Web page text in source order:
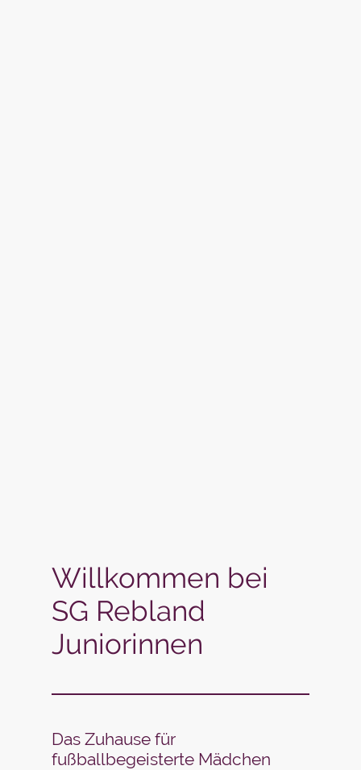
Willkommen bei
SG Rebland
Juniorinnen
Das Zuhause für
fußballbegeisterte Mädchen